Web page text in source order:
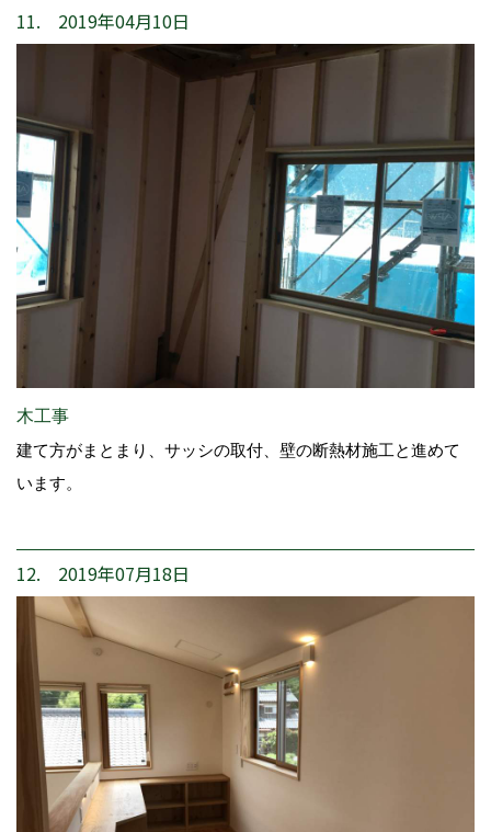
11. 2019年04月10日
木工事
建て方がまとまり、サッシの取付、壁の断熱材施工と進めて
います。
12. 2019年07月18日